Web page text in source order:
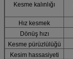
Kesme kalınlığı
Hız kesmek
Dönüş hızı
Kesme pürüzlülüğü
Kesim hassasiyeti